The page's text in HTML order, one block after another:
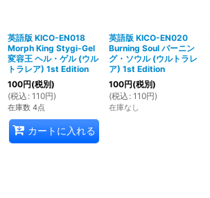
英語版 KICO-EN018
Morph King Stygi-Gel
変容王 ヘル・ゲル (ウル
トラレア) 1st Edition
100円(税別)
(税込 : 110円)
在庫数 4点
カートに入れる
英語版 KICO-EN020
Burning Soul バーニン
グ・ソウル (ウルトラレ
ア) 1st Edition
100円(税別)
(税込 : 110円)
在庫なし